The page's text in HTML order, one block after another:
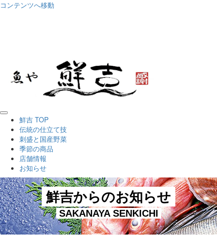
コンテンツへ移動
鮮吉 TOP
伝統の仕立て技
刺盛と国産野菜
季節の商品
店舗情報
お知らせ
鮮吉からのお知らせ
SAKANAYA SENKICHI